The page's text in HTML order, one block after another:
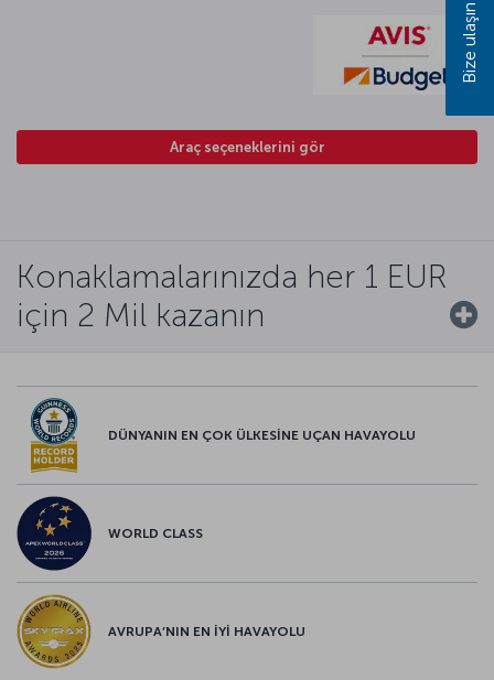
Araç seçeneklerini gör
Konaklamalarınızda her 1 EUR
için 2 Mil kazanın
DÜNYANIN EN ÇOK ÜLKESİNE UÇAN HAVAYOLU
WORLD CLASS
AVRUPA’NIN EN İYİ HAVAYOLU
Bize ulaşın